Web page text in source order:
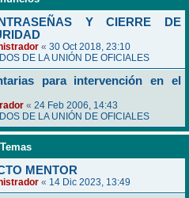
Y CIERRE DE
« 30 Oct 2018, 23:10
DE LA UNIÓN DE OFICIALES
para intervención en el
« 24 Feb 2006, 14:43
DE LA UNIÓN DE OFICIALES
Temas
MENTOR
« 14 Dic 2023, 13:49